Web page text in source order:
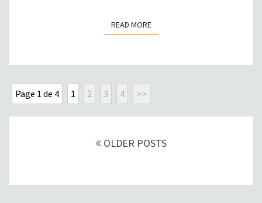
READ MOREREAD MORE
Page 1 de 4 1 2 3 4 >>
OLDER POSTS